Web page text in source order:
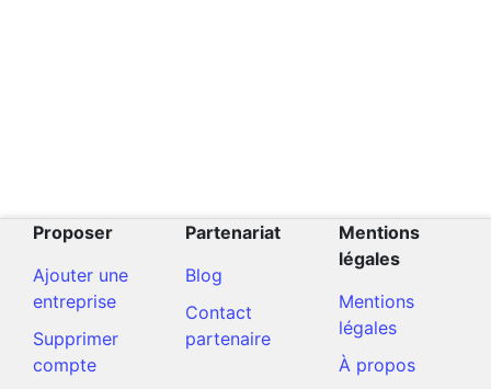
Proposer
Ajouter une
entreprise
Supprimer
compte
Partenariat
Blog
Contact
partenaire
Mentions
légales
Mentions
légales
À propos